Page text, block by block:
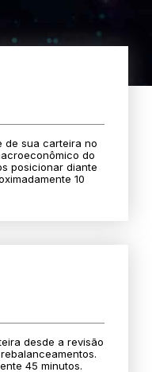
de sua carteira no
do
posicionar diante
10
desde a revisão
45 minutos.